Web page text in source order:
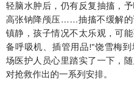
轻脑水肿后，仍有反复抽搐，予
高张钠降颅压……抽搐不缓解的
镇静，孩子情况不太乐观，可
备呼吸机、插管用品!”饶雪梅
场医护人员心里踏实了一下，
对抢救作出的一系列安排。